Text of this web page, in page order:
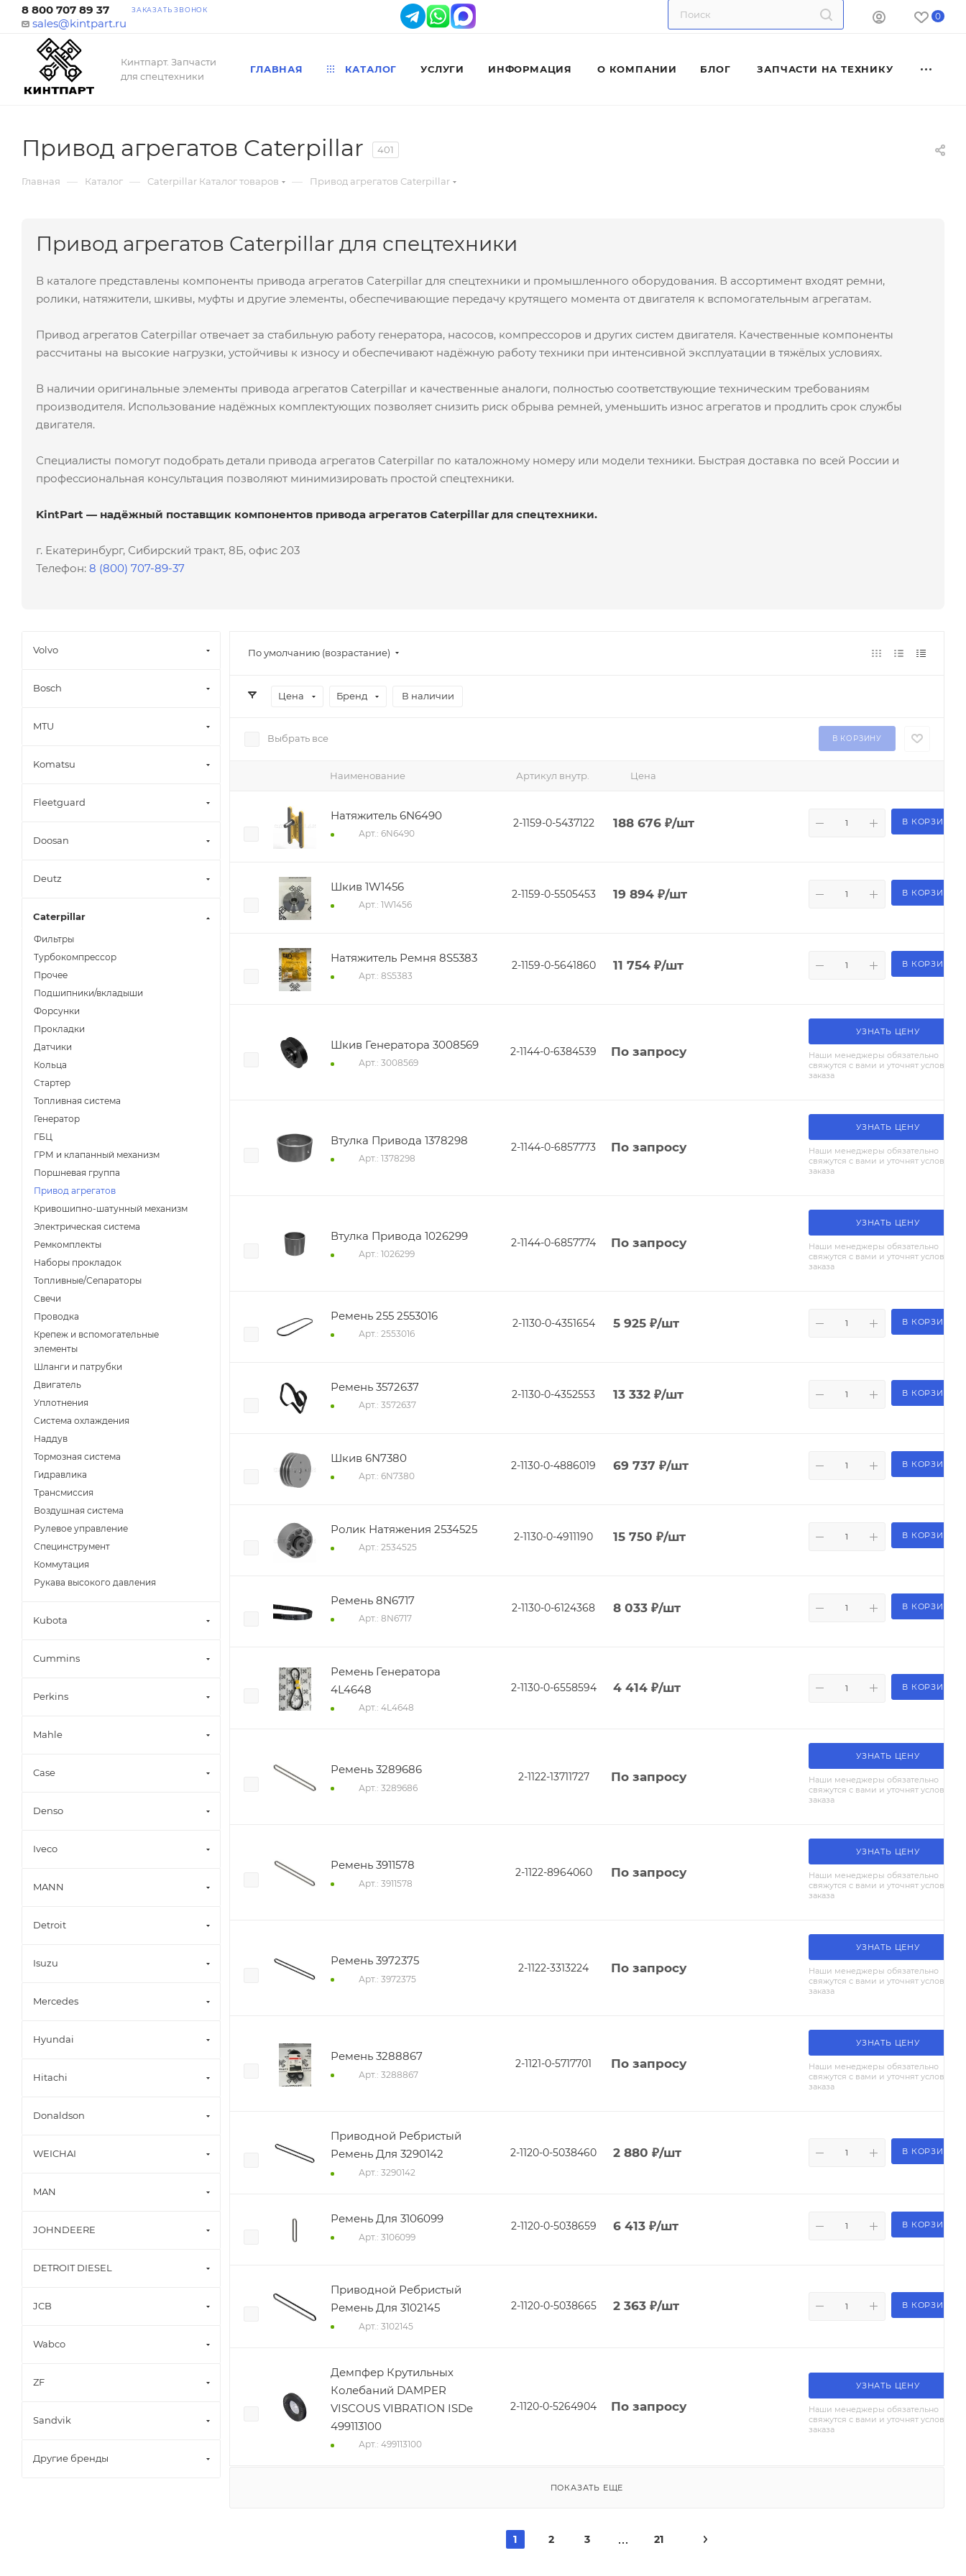
8 800 707 89 37 ЗАКАЗАТЬ ЗВОНОК
sales@kintpart.ru
0
Кинтпарт. Запчасти
для спецтехники
ГЛАВНАЯ КАТАЛОГ УСЛУГИ ИНФОРМАЦИЯ О КОМПАНИИ БЛОГ ЗАПЧАСТИ НА ТЕХНИКУ
Привод агрегатов Caterpillar 401
Главная — Каталог — Caterpillar Каталог товаров — Привод агрегатов Caterpillar
Привод агрегатов Caterpillar для спецтехники
В каталоге представлены компоненты привода агрегатов Caterpillar для спецтехники и промышленного оборудования. В ассортимент входят ремни,
ролики, натяжители, шкивы, муфты и другие элементы, обеспечивающие передачу крутящего момента от двигателя к вспомогательным агрегатам.
Привод агрегатов Caterpillar отвечает за стабильную работу генератора, насосов, компрессоров и других систем двигателя. Качественные компоненты
рассчитаны на высокие нагрузки, устойчивы к износу и обеспечивают надёжную работу техники при интенсивной эксплуатации в тяжёлых условиях.
В наличии оригинальные элементы привода агрегатов Caterpillar и качественные аналоги, полностью соответствующие техническим требованиям
производителя. Использование надёжных комплектующих позволяет снизить риск обрыва ремней, уменьшить износ агрегатов и продлить срок службы
двигателя.
Специалисты помогут подобрать детали привода агрегатов Caterpillar по каталожному номеру или модели техники. Быстрая доставка по всей России и
профессиональная консультация позволяют минимизировать простой спецтехники.
KintPart — надёжный поставщик компонентов привода агрегатов Caterpillar для спецтехники.
г. Екатеринбург, Сибирский тракт, 8Б, офис 203
Телефон: 8 (800) 707-89-37
По умолчанию (возрастание)
Цена Бренд В наличии
Выбрать все В КОРЗИНУ
Наименование Артикул внутр. Цена
Натяжитель 6N6490
Арт.: 6N6490
2-1159-0-5437122 188 676 ₽/шт В КОРЗИНУ
Шкив 1W1456
Арт.: 1W1456
2-1159-0-5505453 19 894 ₽/шт В КОРЗИНУ
Натяжитель Ремня 8S5383
Арт.: 8S5383
2-1159-0-5641860 11 754 ₽/шт В КОРЗИНУ
Шкив Генератора 3008569
Арт.: 3008569
2-1144-0-6384539 По запросу
УЗНАТЬ ЦЕНУ
Наши менеджеры обязательно
свяжутся с вами и уточнят условия
заказа
Втулка Привода 1378298
Арт.: 1378298
2-1144-0-6857773 По запросу
УЗНАТЬ ЦЕНУ
Наши менеджеры обязательно
свяжутся с вами и уточнят условия
заказа
Втулка Привода 1026299
Арт.: 1026299
2-1144-0-6857774 По запросу
УЗНАТЬ ЦЕНУ
Наши менеджеры обязательно
свяжутся с вами и уточнят условия
заказа
Ремень 255 2553016
Арт.: 2553016
2-1130-0-4351654 5 925 ₽/шт В КОРЗИНУ
Ремень 3572637
Арт.: 3572637
2-1130-0-4352553 13 332 ₽/шт В КОРЗИНУ
Шкив 6N7380
Арт.: 6N7380
2-1130-0-4886019 69 737 ₽/шт В КОРЗИНУ
Ролик Натяжения 2534525
Арт.: 2534525
2-1130-0-4911190 15 750 ₽/шт В КОРЗИНУ
Ремень 8N6717
Арт.: 8N6717
2-1130-0-6124368 8 033 ₽/шт В КОРЗИНУ
Ремень Генератора
4L4648
Арт.: 4L4648
2-1130-0-6558594 4 414 ₽/шт В КОРЗИНУ
Ремень 3289686
Арт.: 3289686
2-1122-13711727 По запросу
УЗНАТЬ ЦЕНУ
Наши менеджеры обязательно
свяжутся с вами и уточнят условия
заказа
Ремень 3911578
Арт.: 3911578
2-1122-8964060 По запросу
УЗНАТЬ ЦЕНУ
Наши менеджеры обязательно
свяжутся с вами и уточнят условия
заказа
Ремень 3972375
Арт.: 3972375
2-1122-3313224 По запросу
УЗНАТЬ ЦЕНУ
Наши менеджеры обязательно
свяжутся с вами и уточнят условия
заказа
Ремень 3288867
Арт.: 3288867
2-1121-0-5717701 По запросу
УЗНАТЬ ЦЕНУ
Наши менеджеры обязательно
свяжутся с вами и уточнят условия
заказа
Приводной Ребристый
Ремень Для 3290142
Арт.: 3290142
2-1120-0-5038460 2 880 ₽/шт В КОРЗИНУ
Ремень Для 3106099
Арт.: 3106099
2-1120-0-5038659 6 413 ₽/шт В КОРЗИНУ
Приводной Ребристый
Ремень Для 3102145
Арт.: 3102145
2-1120-0-5038665 2 363 ₽/шт В КОРЗИНУ
Демпфер Крутильных
Колебаний DAMPER
VISCOUS VIBRATION ISDe
499113100
Арт.: 499113100
2-1120-0-5264904 По запросу
УЗНАТЬ ЦЕНУ
Наши менеджеры обязательно
свяжутся с вами и уточнят условия
заказа
ПОКАЗАТЬ ЕЩЕ
1 2 3 21
Volvo
Bosch
MTU
Komatsu
Fleetguard
Doosan
Deutz
Caterpillar
Фильтры
Турбокомпрессор
Прочее
Подшипники/вкладыши
Форсунки
Прокладки
Датчики
Кольца
Стартер
Топливная система
Генератор
ГБЦ
ГРМ и клапанный механизм
Поршневая группа
Привод агрегатов
Кривошипно-шатунный механизм
Электрическая система
Ремкомплекты
Наборы прокладок
Топливные/Сепараторы
Свечи
Проводка
Крепеж и вспомогательные
элементы
Шланги и патрубки
Двигатель
Уплотнения
Система охлаждения
Наддув
Тормозная система
Гидравлика
Трансмиссия
Воздушная система
Рулевое управление
Специнструмент
Коммутация
Рукава высокого давления
Kubota
Cummins
Perkins
Mahle
Case
Denso
Iveco
MANN
Detroit
Isuzu
Mercedes
Hyundai
Hitachi
Donaldson
WEICHAI
MAN
JOHNDEERE
DETROIT DIESEL
JCB
Wabco
ZF
Sandvik
Другие бренды